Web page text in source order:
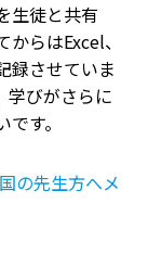
生徒と共有
らはExcel、
録させていま
学びがさらに
す。
の先生方へメ